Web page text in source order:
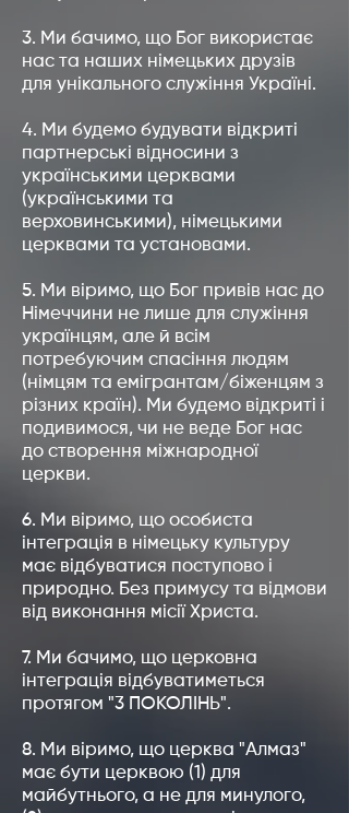
3. Ми бачимо, що Бог використає
нас та наших німецьких друзів
для унікального служіння Україні.
4. Ми будемо будувати відкриті
партнерські відносини з
українськими церквами
(українськими та
верховинськими), німецькими
церквами та установами.
5. Ми віримо, що Бог привів нас до
Німеччини не лише для служіння
українцям, але й всім
потребуючим спасіння людям
(німцям та емігрантам/біженцям з
різних країн). Ми будемо відкриті і
подивимося, чи не веде Бог нас
до створення міжнародної
церкви.
6. Ми віримо, що особиста
інтеграція в німецьку культуру
має відбуватися поступово і
природно. Без примусу та відмови
від виконання місії Христа.
7. Ми бачимо, що церковна
інтеграція відбуватиметься
протягом "3 ПОКОЛІНЬ".
8. Ми віримо, що церква "Алмаз"
має бути церквою (1) для
майбутнього, а не для минулого,